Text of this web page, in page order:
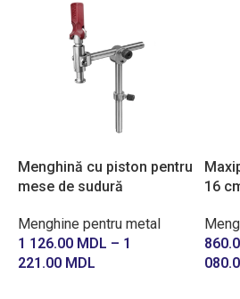
Menghină cu piston pentru
mese de sudură
Menghine pentru metal
1 126.00 MDL – 1
221.00 MDL
16